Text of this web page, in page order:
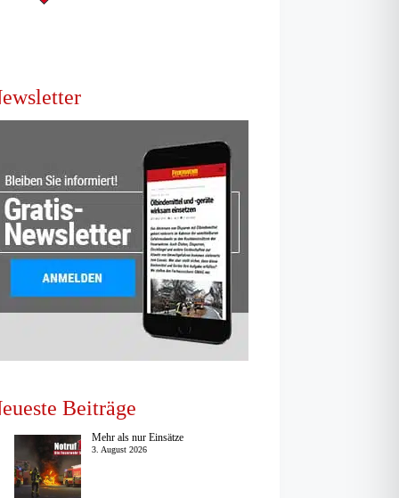
Beiträge
Mehr als nur Einsätze
3. August 2026